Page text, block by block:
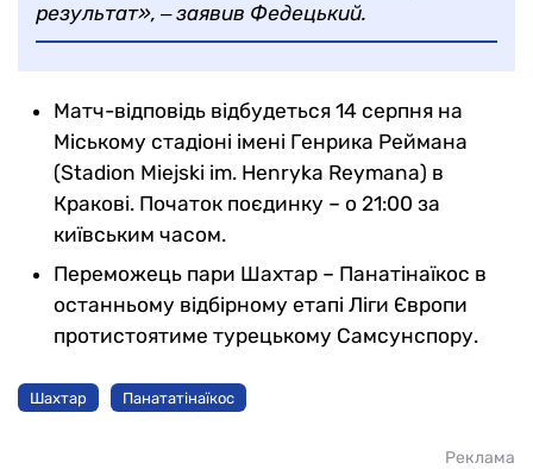
результат», ‒ заявив Федецький.
Матч-відповідь відбудеться 14 серпня на
Міському стадіоні імені Генрика Реймана
(Stadion Miejski im. Henryka Reymana) в
Кракові. Початок поєдинку – о 21:00 за
київським часом.
Переможець пари Шахтар – Панатінаїкос в
останньому відбірному етапі Ліги Європи
протистоятиме турецькому Самсунспору.
Шахтар Панататінаїкос
Реклама